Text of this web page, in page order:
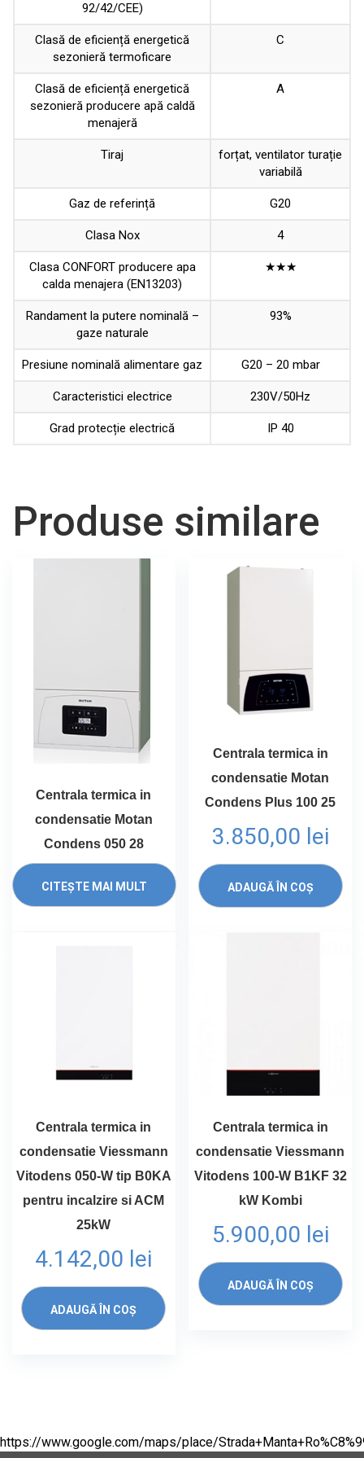
92/42/CEE)
Clasă de eficiență energetică
sezonieră termoficare
C
Clasă de eficiență energetică
sezonieră producere apă caldă
menajeră
A
Tiraj
forțat, ventilator turație
variabilă
Gaz de referință G20
Clasa Nox 4
Clasa CONFORT producere apa
calda menajera (EN13203)
★★★
Randament la putere nominală –
gaze naturale
93%
Presiune nominală alimentare gaz G20 – 20 mbar
Caracteristici electrice 230V/50Hz
Grad protecție electrică IP 40
Produse similare
Centrala termica in
condensatie Motan
Condens 050 28
CITEȘTE MAI MULT
Centrala termica in
condensatie Motan
Condens Plus 100 25
3.850,00 lei
ADAUGĂ ÎN COȘ
Centrala termica in
condensatie Viessmann
Vitodens 050-W tip B0KA
pentru incalzire si ACM
25kW
4.142,00 lei
ADAUGĂ ÎN COȘ
Centrala termica in
condensatie Viessmann
Vitodens 100-W B1KF 32
kW Kombi
5.900,00 lei
ADAUGĂ ÎN COȘ
https://www.google.com/maps/place/